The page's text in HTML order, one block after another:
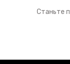
Станьте